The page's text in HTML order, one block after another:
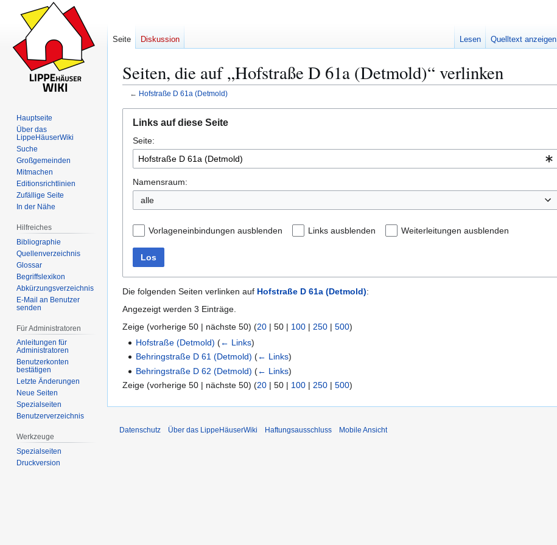
Seiten, die auf „Hofstraße D 61a (Detmold)“ verlinken
← Hofstraße D 61a (Detmold)
Navigation
springen
Suche
springen
Links auf diese Seite
Seite:
Namensraum:
alle
Vorlageneinbindungen ausblenden Links ausblenden Weiterleitungen ausblenden
Los
Die folgenden Seiten verlinken auf Hofstraße D 61a (Detmold):
Angezeigt werden 3 Einträge.
Zeige (vorherige 50 | nächste 50) (20 | 50 | 100 | 250 | 500)
Hofstraße (Detmold) (← Links)
Behringstraße D 61 (Detmold) (← Links)
Behringstraße D 62 (Detmold) (← Links)
Zeige (vorherige 50 | nächste 50) (20 | 50 | 100 | 250 | 500)
Seite Diskussion Lesen Quelltext anzeigen
Hauptseite
Über das
LippeHäuserWiki
Suche
Großgemeinden
Mitmachen
Editionsrichtlinien
Zufällige Seite
In der Nähe
Hilfreiches
Bibliographie
Quellenverzeichnis
Glossar
Begriffslexikon
Abkürzungsverzeichnis
E-Mail an Benutzer
senden
Für Administratoren
Anleitungen für
Administratoren
Benutzerkonten
bestätigen
Letzte Änderungen
Neue Seiten
Spezialseiten
Benutzerverzeichnis
Werkzeuge
Spezialseiten
Druckversion
Datenschutz Über das LippeHäuserWiki Haftungsausschluss Mobile Ansicht